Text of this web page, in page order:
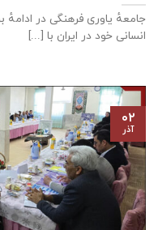
جامعهٔ یاوری فرهنگی در
انسانی خود در ایران با [...]
۰۲
آذر